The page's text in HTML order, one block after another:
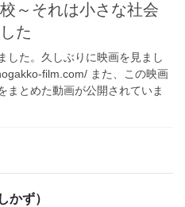
～それは小さな社会
た
した。久しぶりに映画を見まし
film.com/ また、この映画
まとめた動画が公開されていま
かず）